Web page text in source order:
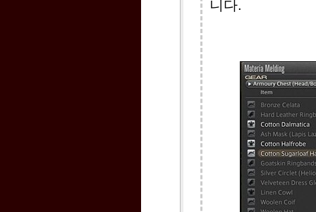
니다.